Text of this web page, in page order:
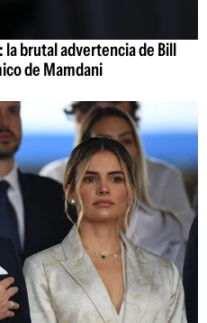
la brutal advertencia de Bill
de Mamdani